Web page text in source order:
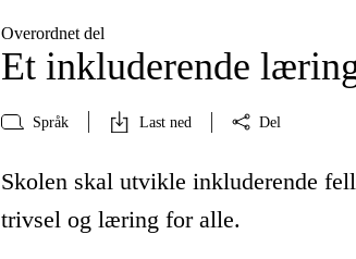
Overordnet del
Et inkluderende
Språk Last ned Del
Skolen skal utvikle inkluderende
trivsel og læring for alle.